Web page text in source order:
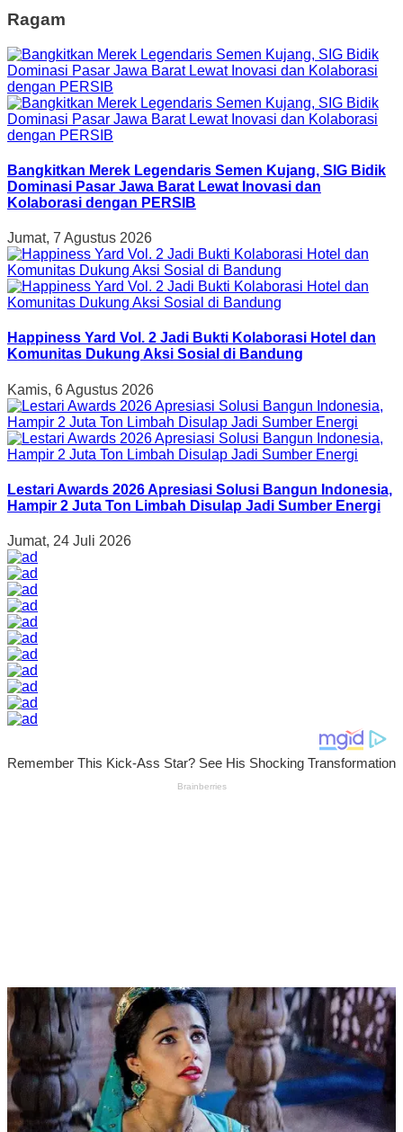
Ragam
Bangkitkan Merek Legendaris Semen Kujang, SIG Bidik
Dominasi Pasar Jawa Barat Lewat Inovasi dan
Kolaborasi dengan PERSIB
Jumat, 7 Agustus 2026
Happiness Yard Vol. 2 Jadi Bukti Kolaborasi Hotel dan
Komunitas Dukung Aksi Sosial di Bandung
Kamis, 6 Agustus 2026
Lestari Awards 2026 Apresiasi Solusi Bangun Indonesia,
Hampir 2 Juta Ton Limbah Disulap Jadi Sumber Energi
Jumat, 24 Juli 2026